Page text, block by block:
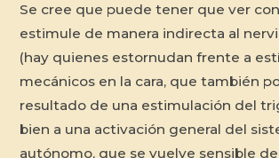
Se cree que puede tener que ver
estimule de manera indirecta al
(hay quienes estornudan frente a
mecánicos en la cara, que también
resultado de una estimulación del
bien a una activación general del
autónomo, que se vuelve sensible